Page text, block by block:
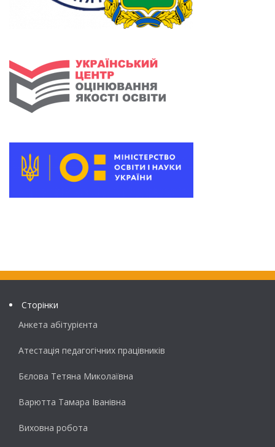
Сторінки
Анкета абітурієнта
Атестація педагогічних працівників
Бєлова Тетяна Миколаївна
Варютта Тамара Іванівна
Виховна робота